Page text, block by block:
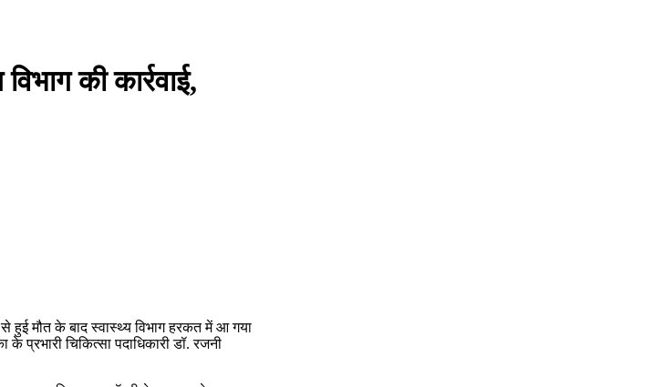
की कार्रवाई,
से हुई मौत के बाद स्वास्थ्य विभाग हरकत में आ गया
प्रभारी चिकित्सा पदाधिकारी डॉ. रजनी